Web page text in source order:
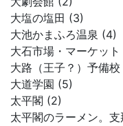
大塩の塩田 (3)
大池かまふろ温泉 (4)
大石市場・マーケッ
大路（王子？）予備校
大道学園 (5)
太平閣 (2)
太平閣のラーメン。